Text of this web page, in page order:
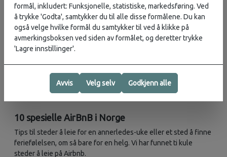
NORGE, NORGE-PÅ-LANGS
Norge på langs - Pakkeliste
Eg er ikkje eigentleg noko lettvektsentusiast, men på langtur
som dette vil lågare vekt gi komfort i kvardagen. For min del
handla det også om å redusere belastninga som kroppen vert
utsatt for over tid.
10 spesielle AirBnB i Norge
Tips til steder å leie for en annerledes-uke eller et sted å finne
feriefølelsen, om så bare for en helg. Vi har funnet ti kule
steder å leie på Airbnb.
formål, inkludert: Funksjonelle, statistiske, markedsføring. Ved
å trykke 'Godta', samtykker du til alle disse formålene. Du kan
også velge hvilke formål du samtykker til ved å klikke på
avmerkingsboksen ved siden av formålet, og deretter trykke
'Lagre innstillinger'.
Avvis Velg selv Godkjenn alle